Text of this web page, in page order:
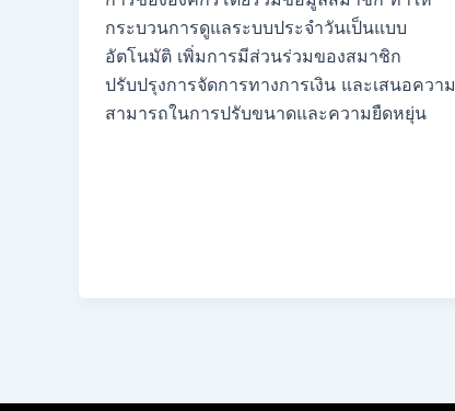
กระบวนการดูแลระบบประจำวันเป็นแบบ
อัตโนมัติ เพิ่มการมีส่วนร่วมของสมาชิก
ปรับปรุงการจัดการทางการเงิน และเสนอความ
สามารถในการปรับขนาดและความยืดหยุ่น